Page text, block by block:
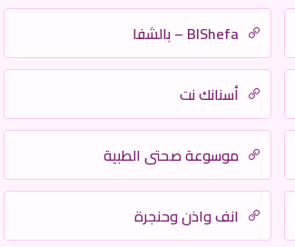
BlShefa – بالشفا
أسنانك نت
موسوعة صحتي الطبية
انف واذن وحنجرة